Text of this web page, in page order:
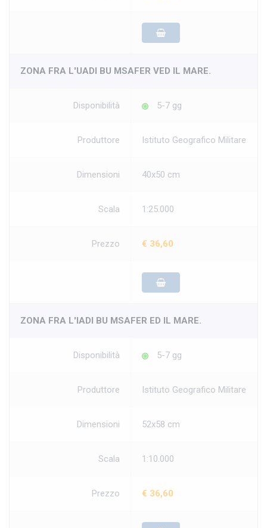
ZONA FRA L'UADI BU MSAFER VED IL MARE.
Disponibilità 5-7 gg
Produttore Istituto Geografico Militare
Dimensioni 40x50 cm
Scala 1:25.000
Prezzo € 36,60
ZONA FRA L'IADI BU MSAFER ED IL MARE.
Disponibilità 5-7 gg
Produttore Istituto Geografico Militare
Dimensioni 52x58 cm
Scala 1:10.000
Prezzo € 36,60